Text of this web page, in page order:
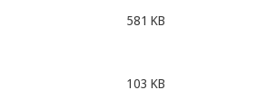
581 KB
103 KB